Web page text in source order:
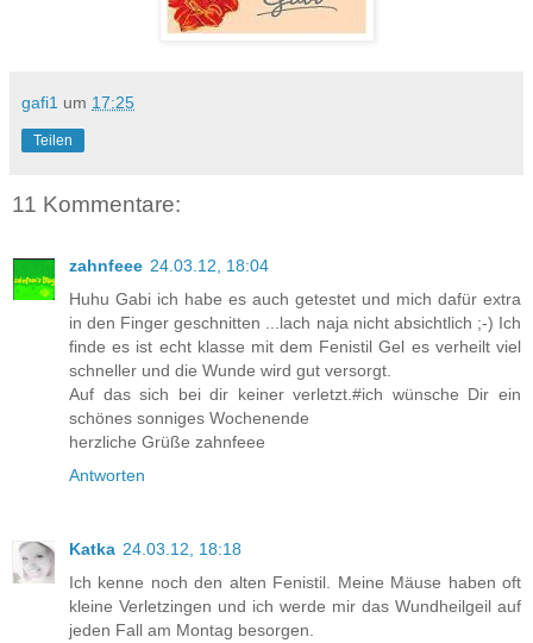
gafi1 um 17:25
Teilen
11 Kommentare:
zahnfeee 24.03.12, 18:04
Huhu Gabi ich habe es auch getestet und mich dafür extra
in den Finger geschnitten ...lach naja nicht absichtlich ;-) Ich
finde es ist echt klasse mit dem Fenistil Gel es verheilt viel
schneller und die Wunde wird gut versorgt.
Auf das sich bei dir keiner verletzt.#ich wünsche Dir ein
schönes sonniges Wochenende
herzliche Grüße zahnfeee
Antworten
Katka 24.03.12, 18:18
Ich kenne noch den alten Fenistil. Meine Mäuse haben oft
kleine Verletzingen und ich werde mir das Wundheilgeil auf
jeden Fall am Montag besorgen.